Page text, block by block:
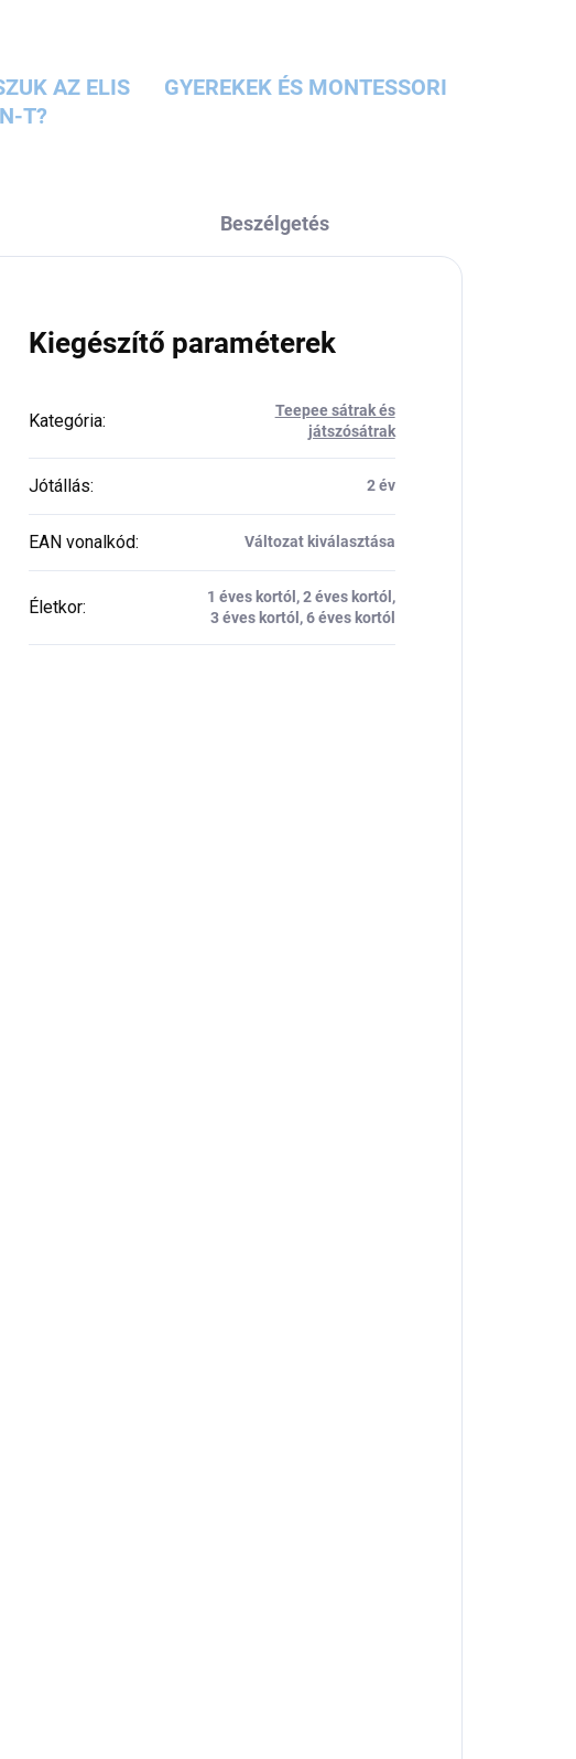
AZ ELIS
T?
GYEREKEK ÉS MONTESSORI
Beszélgetés
Kiegészítő paraméterek
Kategória:
Teepee sátrak és
játszósátrak
Jótállás: 2 év
EAN vonalkód: Változat kiválasztása
Életkor:
1 éves kortól, 2 éves kortól,
3 éves kortól, 6 éves kortól